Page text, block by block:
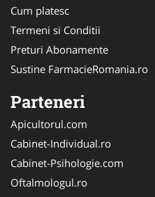
Cum platesc
Termeni si Conditii
Preturi Abonamente
Sustine FarmacieRomania.ro
Parteneri
Apicultorul.com
Cabinet-Individual.ro
Cabinet-Psihologie.com
Oftalmologul.ro